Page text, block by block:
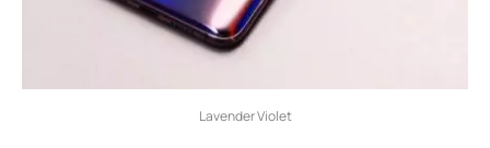
Lavender Violet